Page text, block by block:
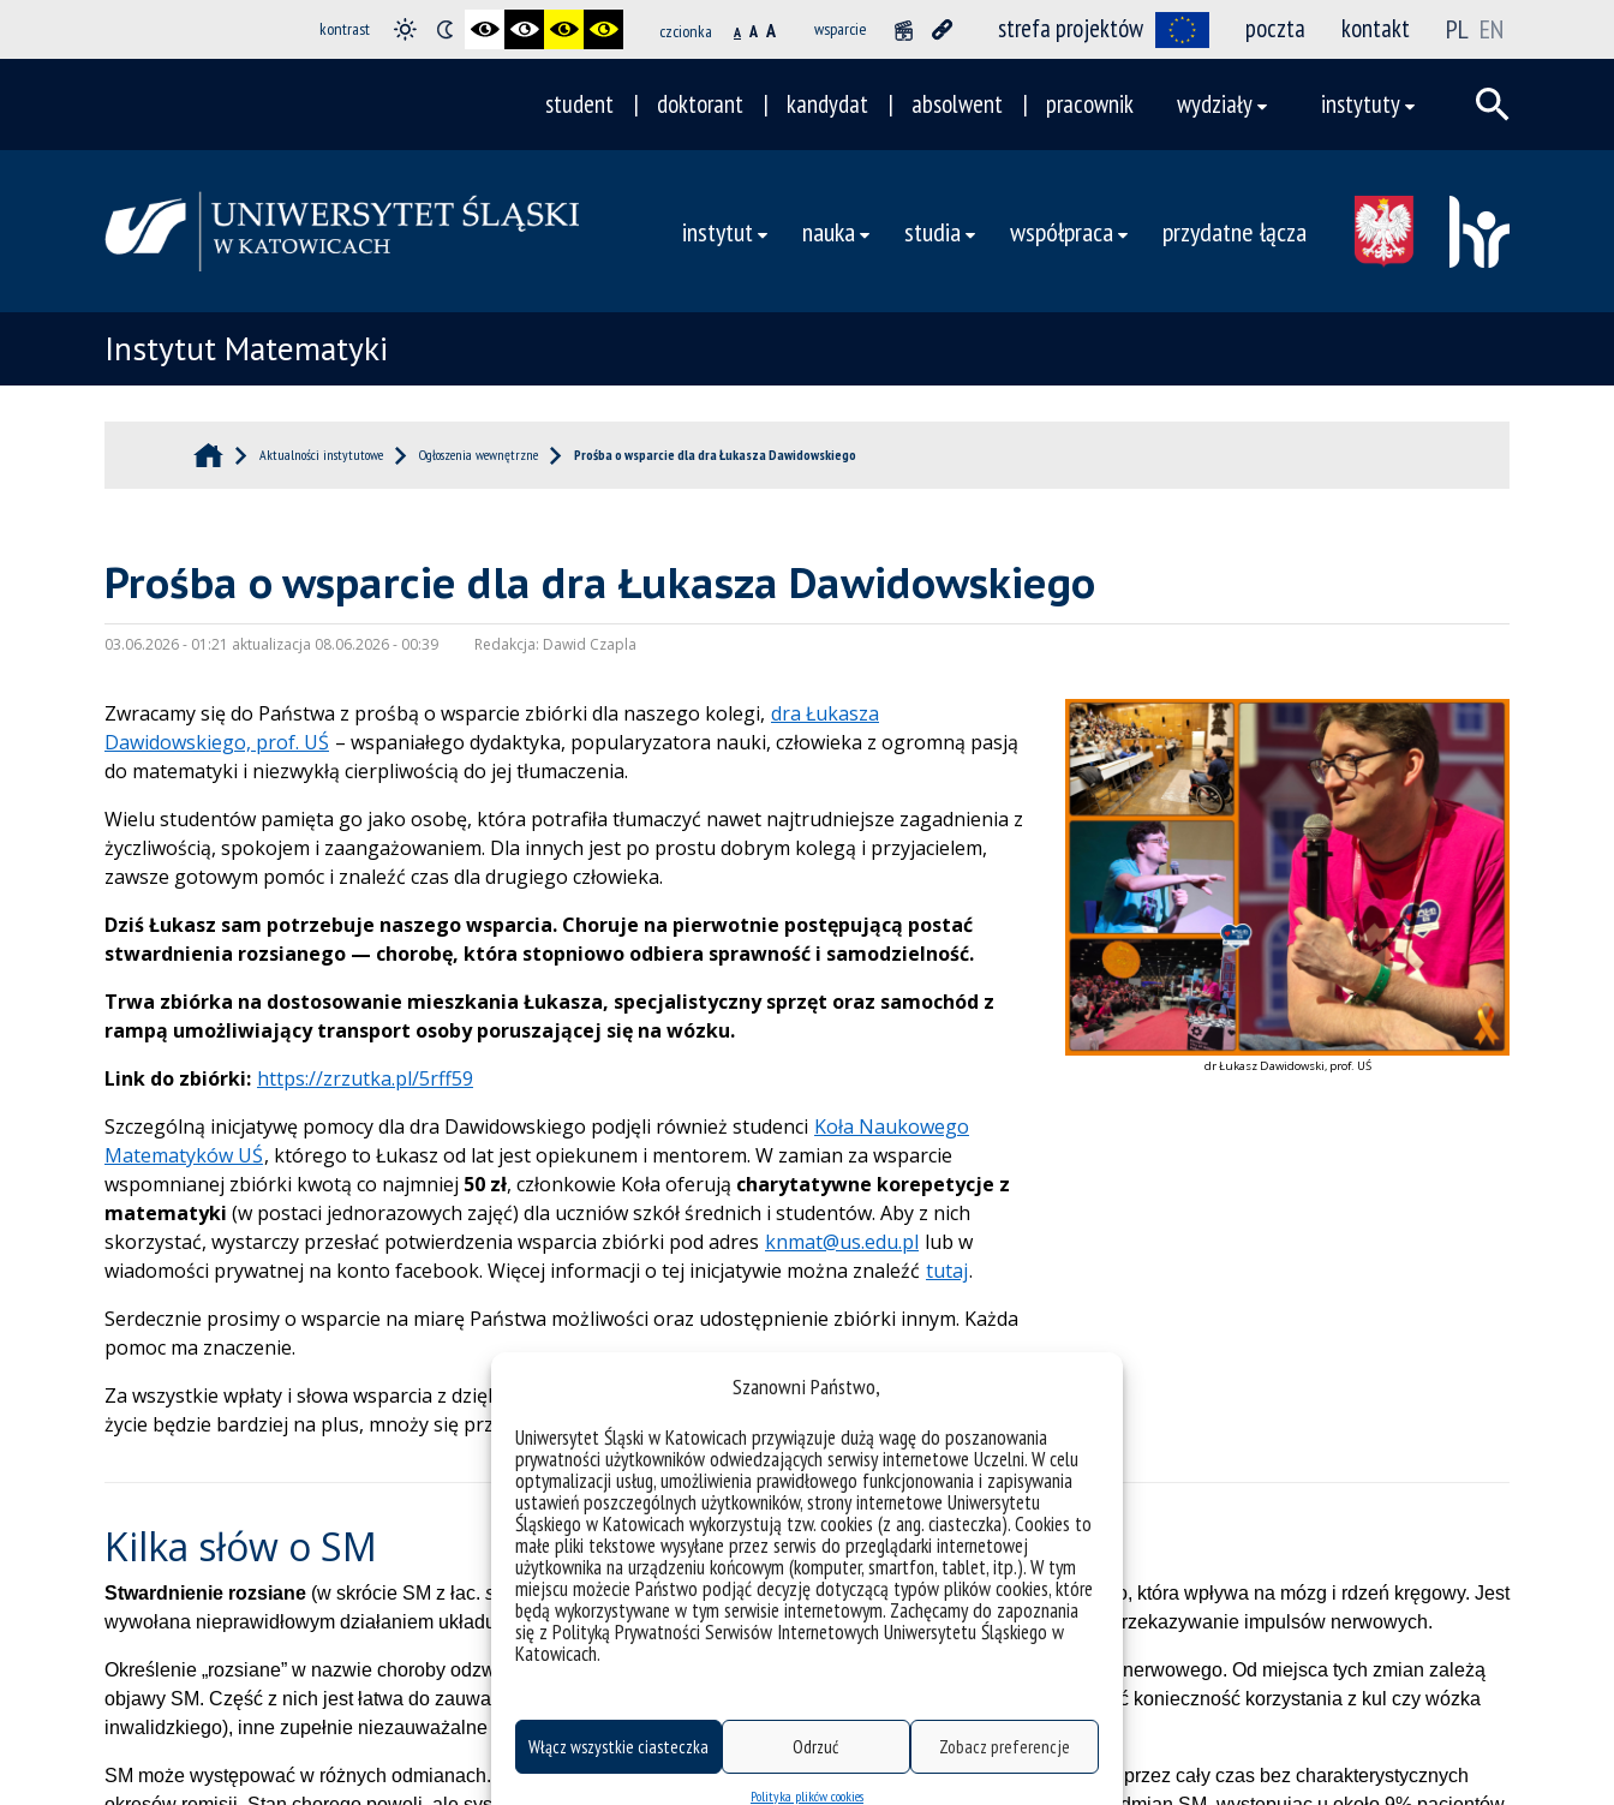
Szanowni Państwo,
Uniwersytet Śląski w Katowicach przywiązuje dużą wagę do poszanowania
prywatności użytkowników odwiedzających serwisy internetowe Uczelni. W celu
optymalizacji usług, umożliwienia prawidłowego funkcjonowania i zapisywania
ustawień poszczególnych użytkowników, strony internetowe Uniwersytetu
Śląskiego w Katowicach wykorzystują tzw. cookies (z ang. ciasteczka). Cookies to
małe pliki tekstowe wysyłane przez serwis do przeglądarki internetowej
użytkownika na urządzeniu końcowym (komputer, smartfon, tablet, itp.). W tym
miejscu możecie Państwo podjąć decyzję dotyczącą typów plików cookies, które
będą wykorzystywane w tym serwisie internetowym. Zachęcamy do zapoznania
się z Polityką Prywatności Serwisów Internetowych Uniwersytetu Śląskiego w
Katowicach.
Włącz wszystkie ciasteczka Odrzuć Zobacz preferencje
Polityka plików cookies
kontrast czcionka A A A wsparcie strefa projektów poczta kontakt PL EN
student doktorant kandydat absolwent pracownik wydziały instytuty
instytut nauka studia współpraca przydatne łącza
Instytut Matematyki
Aktualności instytutowe Ogłoszenia wewnętrzne Prośba o wsparcie dla dra Łukasza Dawidowskiego
Prośba o wsparcie dla dra Łukasza Dawidowskiego
03.06.2026 - 01:21 aktualizacja 08.06.2026 - 00:39 Redakcja: Dawid Czapla
Zwracamy się do Państwa z prośbą o wsparcie zbiórki dla naszego kolegi, dra Łukasza
Dawidowskiego, prof. UŚ – wspaniałego dydaktyka, popularyzatora nauki, człowieka z ogromną pasją
do matematyki i niezwykłą cierpliwością do jej tłumaczenia.
Wielu studentów pamięta go jako osobę, która potrafiła tłumaczyć nawet najtrudniejsze zagadnienia z
życzliwością, spokojem i zaangażowaniem. Dla innych jest po prostu dobrym kolegą i przyjacielem,
zawsze gotowym pomóc i znaleźć czas dla drugiego człowieka.
Dziś Łukasz sam potrzebuje naszego wsparcia. Choruje na pierwotnie postępującą postać
stwardnienia rozsianego — chorobę, która stopniowo odbiera sprawność i samodzielność.
Trwa zbiórka na dostosowanie mieszkania Łukasza, specjalistyczny sprzęt oraz samochód z
rampą umożliwiający transport osoby poruszającej się na wózku.
Link do zbiórki: https://zrzutka.pl/5rff59
Szczególną inicjatywę pomocy dla dra Dawidowskiego podjęli również studenci Koła Naukowego
Matematyków UŚ, którego to Łukasz od lat jest opiekunem i mentorem. W zamian za wsparcie
wspomnianej zbiórki kwotą co najmniej 50 zł, członkowie Koła oferują charytatywne korepetycje z
matematyki (w postaci jednorazowych zajęć) dla uczniów szkół średnich i studentów. Aby z nich
skorzystać, wystarczy przesłać potwierdzenia wsparcia zbiórki pod adres knmat@us.edu.pl lub w
wiadomości prywatnej na konto facebook. Więcej informacji o tej inicjatywie można znaleźć tutaj.
Serdecznie prosimy o wsparcie na miarę Państwa możliwości oraz udostępnienie zbiórki innym. Każda
pomoc ma znaczenie.
Za wszystkie wpłaty i słowa wsparcia z dziękujemy z całego serca. Niech pomoc i dobro, dzięki którym
życie będzie bardziej na plus, mnoży się przez dzielenie.
dr Łukasz Dawidowski, prof. UŚ
Kilka słów o SM
Stwardnienie rozsiane (w skrócie SM z łac. sclerosis multiplex) to przewlekła choroba ośrodkowego układu nerwowego, która wpływa na mózg i rdzeń kręgowy. Jest
wywołana nieprawidłowym działaniem układu odpornościowego, który zaczyna atakować osłonki nerwów, zaburzając przekazywanie impulsów nerwowych.
Określenie „rozsiane” w nazwie choroby odzwierciedla pojawianie się zmian chorobowych w różnych miejscach układu nerwowego. Od miejsca tych zmian zależą
objawy SM. Część z nich jest łatwa do zauważenia przez otoczenie (np. trudności w poruszaniu, które mogą powodować konieczność korzystania z kul czy wózka
inwalidzkiego), inne zupełnie niezauważalne (np. zmęczenie, problemy ze wzrokiem czy zaburzenia czucia).
SM może występować w różnych odmianach. Postać pierwotnie postępująca (PPMS), na którą cierpi Łukasz, postępuje przez cały czas bez charakterystycznych